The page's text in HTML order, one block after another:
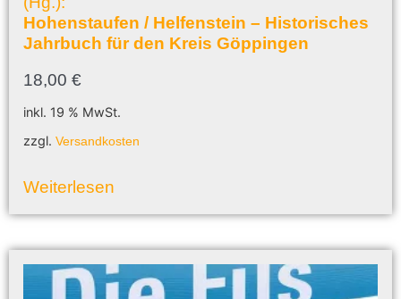
Hohenstaufen / Helfenstein – Historisches
Jahrbuch für den Kreis Göppingen
18,00 €
inkl. 19 % MwSt.
zzgl. Versandkosten
Weiterlesen